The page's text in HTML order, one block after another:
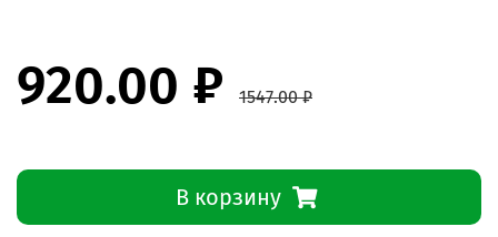
920.00 ₽ 1547.00 ₽
В корзину